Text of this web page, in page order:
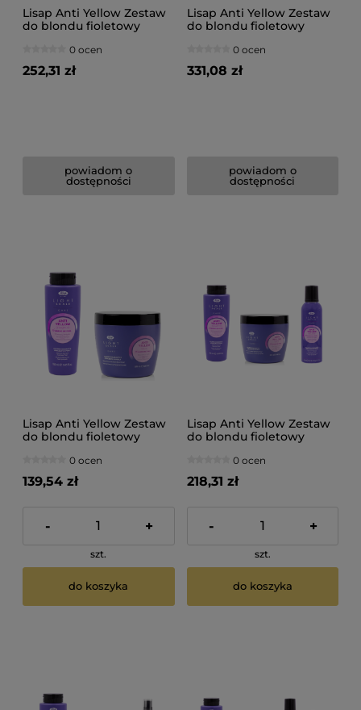
Lisap Anti Yellow Zestaw
do blondu fioletowy
fioletowa maska 1000ml
spray 125ml
0 ocen
252,31 zł
powiadom o
dostępności
Lisap Anti Yellow Zestaw
do blondu fioletowy
fioletowa maska 1000ml
spray 125ml pianka 250ml
0 ocen
331,08 zł
powiadom o
dostępności
Lisap Anti Yellow Zestaw
do blondu fioletowy
maska 500ml
0 ocen
139,54 zł
- +
szt.
do koszyka
Lisap Anti Yellow Zestaw
do blondu fioletowy
maska 500ml pianka
250ml
0 ocen
218,31 zł
- +
szt.
do koszyka